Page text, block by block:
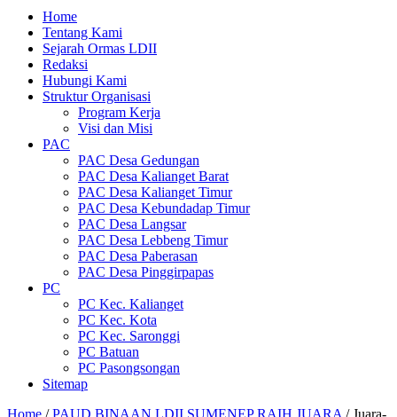
Home
Tentang Kami
Sejarah Ormas LDII
Redaksi
Hubungi Kami
Struktur Organisasi
Program Kerja
Visi dan Misi
PAC
PAC Desa Gedungan
PAC Desa Kalianget Barat
PAC Desa Kalianget Timur
PAC Desa Kebundadap Timur
PAC Desa Langsar
PAC Desa Lebbeng Timur
PAC Desa Paberasan
PAC Desa Pinggirpapas
PC
PC Kec. Kalianget
PC Kec. Kota
PC Kec. Saronggi
PC Batuan
PC Pasongsongan
Sitemap
Home / PAUD BINAAN LDII SUMENEP RAIH JUARA / Juara-